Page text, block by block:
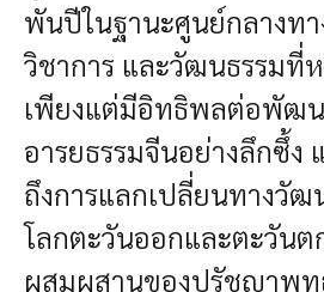
พันปีในฐานะศูนย์กลางท
วิชาการ และวัฒนธรรมที่
เพียงแต่มีอิทธิพลต่อพัฒน
อารยธรรมจีนอย่างลึกซึ้ง
ถึงการแลกเปลี่ยนทางวัฒ
โลกตะวันออกและตะวันต
ผสมผสานของปรัชญาพุท